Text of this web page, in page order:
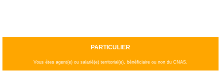
PARTICULIER
Vous êtes agent(e) ou salarié(e) territorial(e), bénéficiaire ou non du CNAS.